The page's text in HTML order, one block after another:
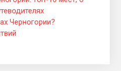
Черногории?